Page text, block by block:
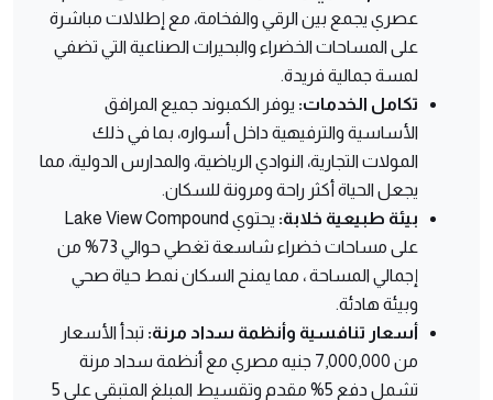
عصري يجمع بين الرقي والفخامة، مع إطلالات مباشرة
على المساحات الخضراء والبحيرات الصناعية التي تضفي
لمسة جمالية فريدة.
تكامل الخدمات: يوفر الكمبوند جميع المرافق
الأساسية والترفيهية داخل أسواره، بما في ذلك
المولات التجارية، النوادي الرياضية، والمدارس الدولية، مما
يجعل الحياة أكثر راحة ومرونة للسكان.
بيئة طبيعية خلابة:
يحتوي Lake View Compound
على مساحات خضراء شاسعة تغطي حوالي 73% من
إجمالي المساحة ، مما يمنح السكان نمط حياة صحي
وبيئة هادئة.
أسعار تنافسية وأنظمة سداد مرنة: تبدأ الأسعار
من 7,000,000 جنيه مصري مع أنظمة سداد مرنة
تشمل دفع 5% مقدم وتقسيط المبلغ المتبقي على 5